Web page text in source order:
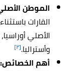
الموطن
القارات
الأصلي
وأستراليا.[٢]
أهم الخصائص: